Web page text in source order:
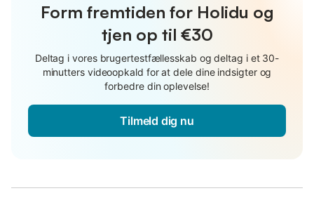
Form fremtiden for Holidu og
tjen op til €30
Deltag i vores brugertestfællesskab og deltag i et 30-
minutters videoopkald for at dele dine indsigter og
forbedre din oplevelse!
Tilmeld dig nu